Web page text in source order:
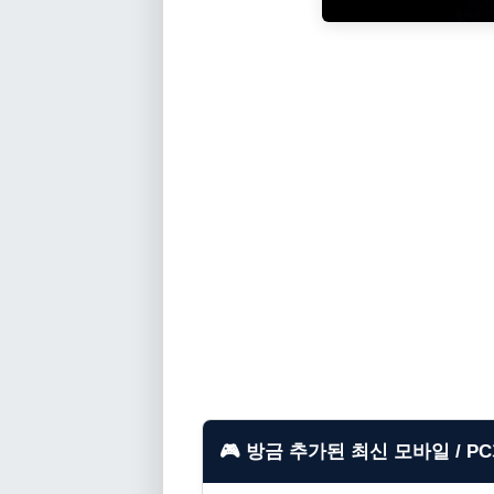
🎮 방금 추가된 최신 모바일 /